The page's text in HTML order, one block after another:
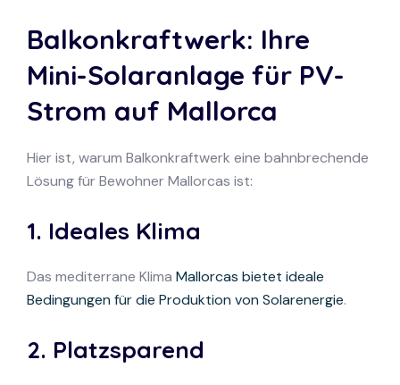
Balkonkraftwerk: Ihre
Mini-Solaranlage für PV-
Strom auf Mallorca
Hier ist, warum Balkonkraftwerk eine bahnbrechende
Lösung für Bewohner Mallorcas ist:
1. Ideales Klima
Das mediterrane Klima Mallorcas bietet ideale
Bedingungen für die Produktion von Solarenergie.
2. Platzsparend